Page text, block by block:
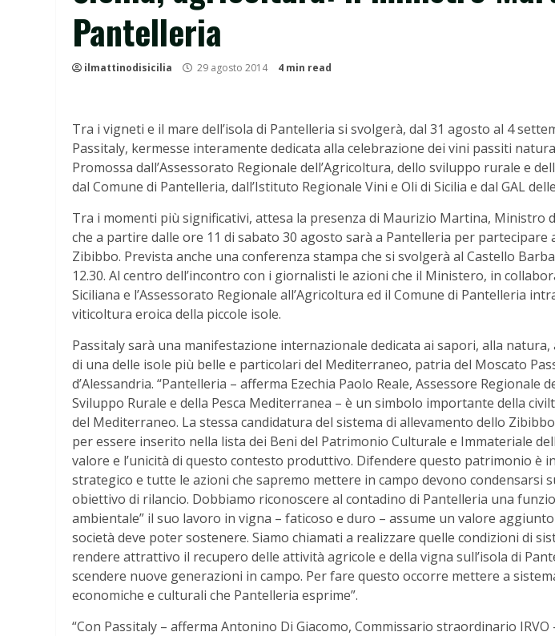
Pantelleria
ilmattinodisicilia 29 agosto 2014 4 min read
Tra i vigneti e il mare dell’isola di Pantelleria si svolgerà, dal 31 agosto al 4
Passitaly, kermesse interamente dedicata alla celebrazione dei vini passiti
Promossa dall’Assessorato Regionale dell’Agricoltura, dello sviluppo rurale e
dal Comune di Pantelleria, dall’Istituto Regionale Vini e Oli di Sicilia e dal GAL
Tra i momenti più significativi, attesa la presenza di Maurizio Martina, Ministro
che a partire dalle ore 11 di sabato 30 agosto sarà a Pantelleria per partecipare
Zibibbo. Prevista anche una conferenza stampa che si svolgerà al Castello
12.30. Al centro dell’incontro con i giornalisti le azioni che il Ministero, in
Siciliana e l’Assessorato Regionale all’Agricoltura ed il Comune di Pantelleria
viticoltura eroica della piccole isole.
Passitaly sarà una manifestazione internazionale dedicata ai sapori, alla
di una delle isole più belle e particolari del Mediterraneo, patria del Moscato
d’Alessandria. “Pantelleria – afferma Ezechia Paolo Reale, Assessore Regionale
Sviluppo Rurale e della Pesca Mediterranea – è un simbolo importante della
del Mediterraneo. La stessa candidatura del sistema di allevamento dello
per essere inserito nella lista dei Beni del Patrimonio Culturale e Immateriale
valore e l’unicità di questo contesto produttivo. Difendere questo patrimonio è
strategico e tutte le azioni che sapremo mettere in campo devono condensarsi
obiettivo di rilancio. Dobbiamo riconoscere al contadino di Pantelleria una
ambientale” il suo lavoro in vigna – faticoso e duro – assume un valore
società deve poter sostenere. Siamo chiamati a realizzare quelle condizioni di
rendere attrattivo il recupero delle attività agricole e della vigna sull’isola di
scendere nuove generazioni in campo. Per fare questo occorre mettere a
economiche e culturali che Pantelleria esprime”.
“Con Passitaly – afferma Antonino Di Giacomo, Commissario straordinario